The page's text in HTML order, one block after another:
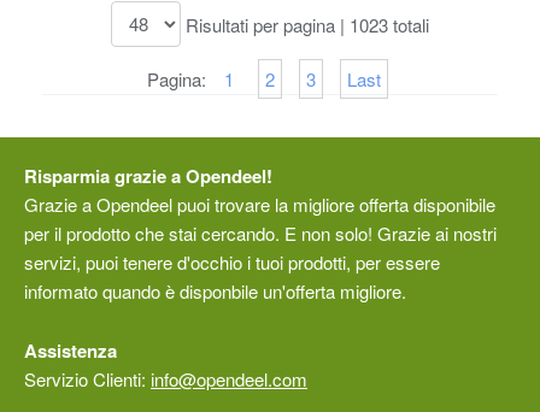
indicatori LED, liscia i capelli senza
togliere volume, garantendo uno styling
impeccabile ovunque tu sia.
Risultati per pagina | 1023 totali
Pagina: 1 2 3 Last
Risparmia grazie a Opendeel!
Grazie a Opendeel puoi trovare la migliore offerta disponibile
per il prodotto che stai cercando. E non solo! Grazie ai nostri
servizi, puoi tenere d'occhio i tuoi prodotti, per essere
informato quando è disponbile un'offerta migliore.
Assistenza
Servizio Clienti: info@opendeel.com